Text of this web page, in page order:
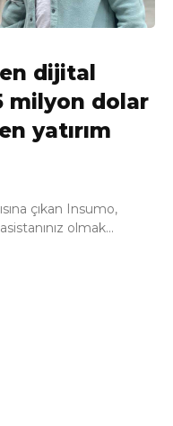
dijital
milyon dolar
yatırım
çıkan Insumo,
olmak...